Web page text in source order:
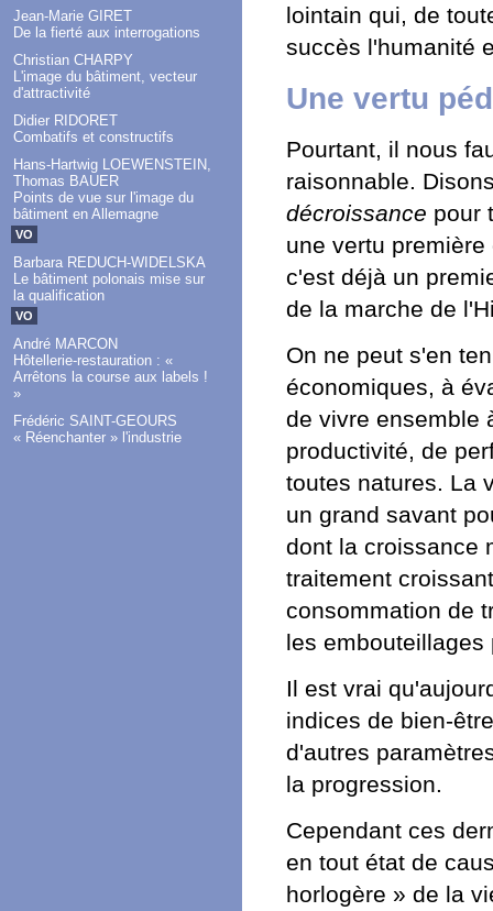
Jean-Marie GIRET
De la fierté aux interrogations
Christian CHARPY
L'image du bâtiment, vecteur
d'attractivité
Didier RIDORET
Combatifs et constructifs
Hans-Hartwig LOEWENSTEIN,
Thomas BAUER
Points de vue sur l'image du
bâtiment en Allemagne
VO
Barbara REDUCH-WIDELSKA
Le bâtiment polonais mise sur
la qualification
VO
André MARCON
Hôtellerie-restauration : «
Arrêtons la course aux labels !
»
Frédéric SAINT-GEOURS
« Réenchanter » l'industrie
lointain qui, de
succès l'humanité
Une vertu
Pourtant, il nous
raisonnable.
décroissance pour
une vertu
c'est déjà un
de la marche de
On ne peut s'en
économiques, à
de vivre ensemble
productivité, de
toutes natures. La
un grand savant
dont la croissance
traitement
consommation de
les embouteillages
Il est vrai
indices de bien-
d'autres
la progression.
Cependant ces
en tout état de
horlogère » de la